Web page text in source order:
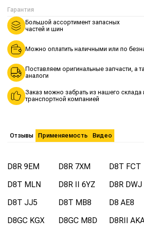
Гарантия
Большой ассортимент запасных
частей и шин
Можно оплатить наличными или по
Поставляем оригинальные запчасти, а
аналоги
Заказ можно забрать из нашего склада
транспортной компанией
Отзывы Применяемость Видео
D8R 9EM D8R 7XM D8T FCT
D8T MLN
D8R II 6YZ D8R DWJ
D8T JJ5
D8T MB8 D8 AE8
D8GC KGX
D8GC M8D D8RII